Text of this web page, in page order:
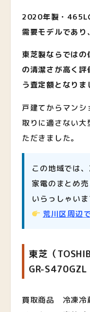
2020年製・465L
需要モデルであり、
東芝製ならでは
の清潔さが高く評
う査定額となりま
戸建てからマン
取りに適さない
ただきました。
この地域では
家電のまとめ
いらっしゃいま
荒川区周辺
東芝（
GR-
買取商品 冷凍冷